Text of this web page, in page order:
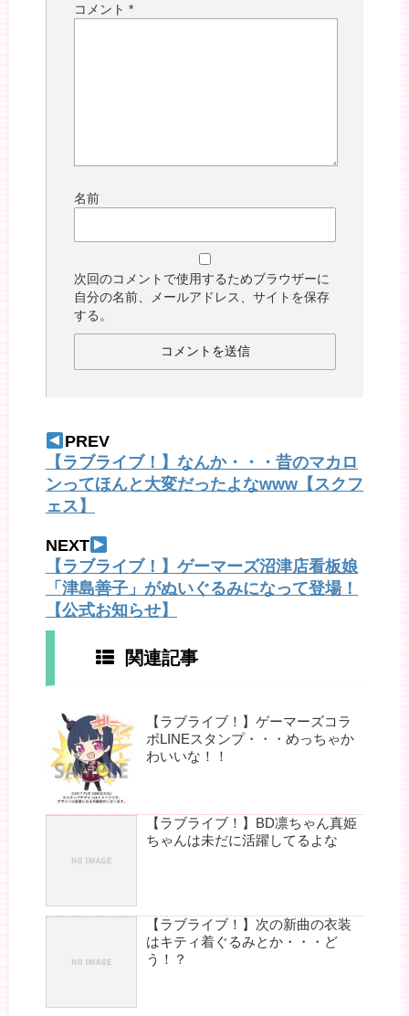
コメント *
名前
次回のコメントで使用するためブラウザーに
自分の名前、メールアドレス、サイトを保存
する。
PREV
【ラブライブ！】なんか・・・昔のマカロ
ンってほんと大変だったよなwww【スクフ
ェス】
NEXT
【ラブライブ！】ゲーマーズ沼津店看板娘
「津島善子」がぬいぐるみになって登場！
【公式お知らせ】
関連記事
【ラブライブ！】ゲーマーズコラ
ボLINEスタンプ・・・めっちゃか
わいいな！！
【ラブライブ！】BD凛ちゃん真姫
ちゃんは未だに活躍してるよな
【ラブライブ！】次の新曲の衣装
はキティ着ぐるみとか・・・ど
う！？